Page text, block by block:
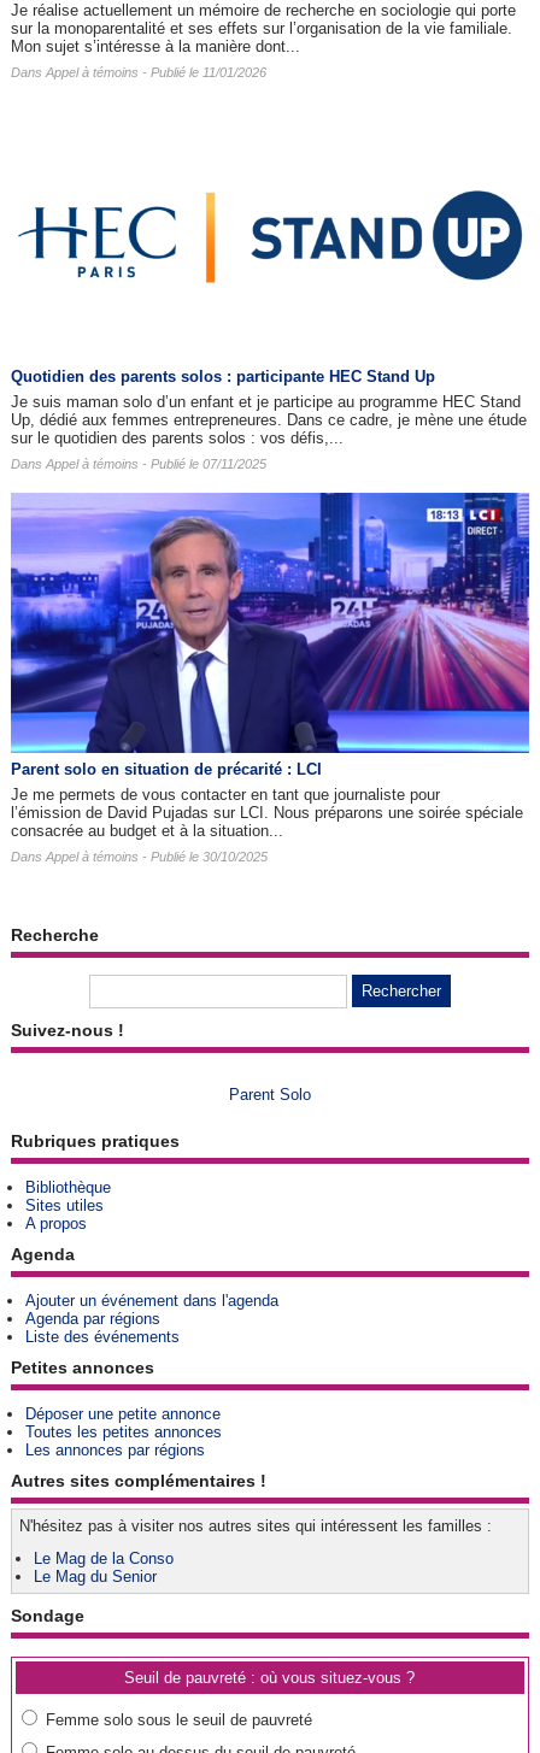
Je réalise actuellement un mémoire de recherche en sociologie qui porte
sur la monoparentalité et ses effets sur l’organisation de la vie familiale.
Mon sujet s’intéresse à la manière dont...
Dans Appel à témoins - Publié le 11/01/2026
Quotidien des parents solos : participante HEC Stand Up
Je suis maman solo d’un enfant et je participe au programme HEC Stand
Up, dédié aux femmes entrepreneures. Dans ce cadre, je mène une étude
sur le quotidien des parents solos : vos défis,...
Dans Appel à témoins - Publié le 07/11/2025
Parent solo en situation de précarité : LCI
Je me permets de vous contacter en tant que journaliste pour
l’émission de David Pujadas sur LCI. Nous préparons une soirée spéciale
consacrée au budget et à la situation...
Dans Appel à témoins - Publié le 30/10/2025
Recherche
Suivez-nous !
Parent Solo
Rubriques pratiques
Bibliothèque
Sites utiles
A propos
Agenda
Ajouter un événement dans l'agenda
Agenda par régions
Liste des événements
Petites annonces
Déposer une petite annonce
Toutes les petites annonces
Les annonces par régions
Autres sites complémentaires !
N'hésitez pas à visiter nos autres sites qui intéressent les familles :
Le Mag de la Conso
Le Mag du Senior
Sondage
Seuil de pauvreté : où vous situez-vous ?
Femme solo sous le seuil de pauvreté